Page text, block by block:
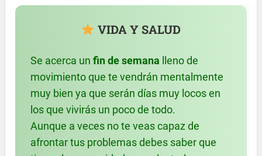
VIDA Y SALUD
Se acerca unfin de semana lleno de
movimiento que te vendrán mentalmente
muy bien ya que serán días muy locos en
los que vivirás un poco de todo.
Aunque a veces no te veas capaz de
afrontar tus problemas debes saber que